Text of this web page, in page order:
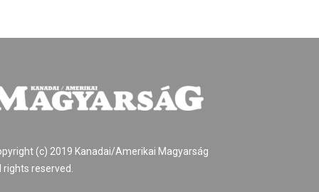
(c) 2019 Kanadai/Amerikai Magyarság
rights reserved.